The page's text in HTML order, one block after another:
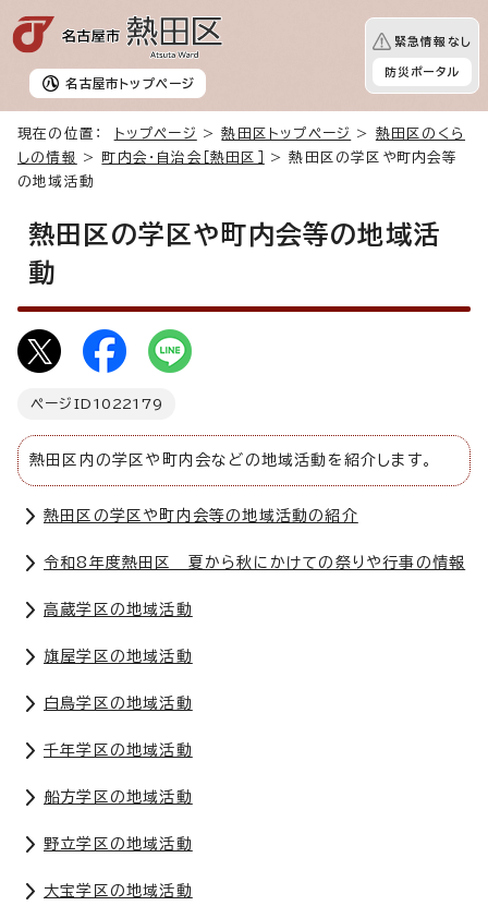
名古屋市 トップページ
緊急情報なし
防災ポータル
現在の位置： トップページ >熱田区トップページ > 熱田区のくら
しの情報
> 町内会・自治会［熱田区］
> 熱田区の学区や町内会等
の地域活動
熱田区の学区や町内会等の地域活
動
ページID 1022179
熱田区内の学区や町内会などの地域活動を紹介します。
熱田区の学区や町内会等の地域活動の紹介
令和8年度熱田区 夏から秋にかけての祭りや行事の情報
高蔵学区の地域活動
旗屋学区の地域活動
白鳥学区の地域活動
千年学区の地域活動
船方学区の地域活動
野立学区の地域活動
大宝学区の地域活動